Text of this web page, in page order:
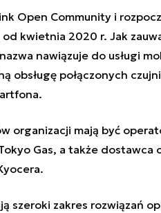
Open Community i
kwietnia 2020 r. Jak
nawiązuje do usługi
obsługę połączonych
organizacji mają być
Gas, a także dostawca
szeroki zakres rozwiązań